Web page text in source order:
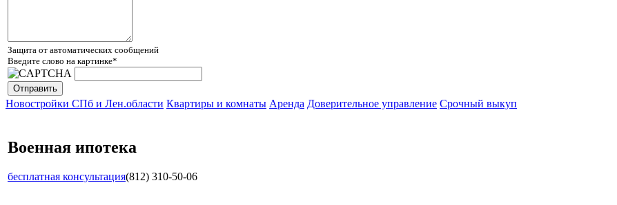
Защита от автоматических сообщений
Введите слово на картинке*
Новостройки СПб и Лен.области Квартиры и комнаты Аренда Доверительное управление Срочный выкуп
Военная ипотека
бесплатная консультация(812) 310-50-06